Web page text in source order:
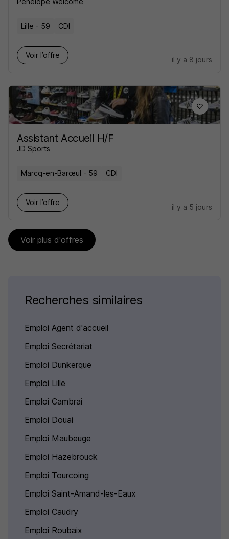
Lille - 59 CDI
Voir l’offre
il y a 8 jours
Assistant Accueil H/F
JD Sports
Marcq-en-Barœul - 59 CDI
Voir l’offre
il y a 5 jours
Voir plus d'offres
Recherches similaires
Emploi Agent d'accueil
Emploi Secrétariat
Emploi Dunkerque
Emploi Lille
Emploi Cambrai
Emploi Douai
Emploi Maubeuge
Emploi Hazebrouck
Emploi Tourcoing
Emploi Saint-Amand-les-Eaux
Emploi Caudry
Emploi Roubaix